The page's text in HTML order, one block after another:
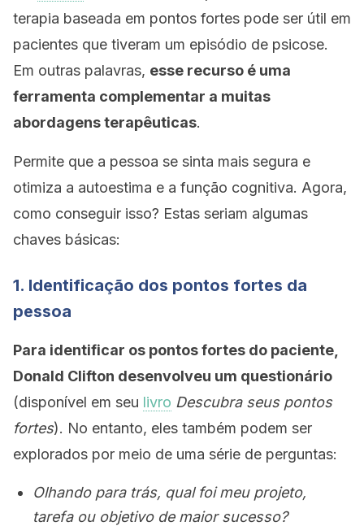
terapia baseada em pontos fortes pode ser útil em
pacientes que tiveram um episódio de psicose.
Em outras palavras, esse recurso é uma
ferramenta complementar a muitas
abordagens terapêuticas.
Permite que a pessoa se sinta mais segura e
otimiza a autoestima e a função cognitiva. Agora,
como conseguir isso? Estas seriam algumas
chaves básicas:
1. Identificação dos pontos fortes da
pessoa
Para identificar os pontos fortes do paciente,
Donald Clifton desenvolveu um questionário
(disponível em seu livro Descubra seus pontos
fortes). No entanto, eles também podem ser
explorados por meio de uma série de perguntas:
Olhando para trás, qual foi meu projeto,
tarefa ou objetivo de maior sucesso?